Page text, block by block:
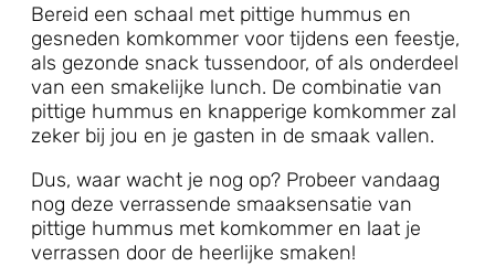
Bereid een schaal met pittige hummus en
gesneden komkommer voor tijdens een feestje,
als gezonde snack tussendoor, of als onderdeel
van een smakelijke lunch. De combinatie van
pittige hummus en knapperige komkommer zal
zeker bij jou en je gasten in de smaak vallen.
Dus, waar wacht je nog op? Probeer vandaag
nog deze verrassende smaaksensatie van
pittige hummus met komkommer en laat je
verrassen door de heerlijke smaken!